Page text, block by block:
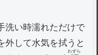
洗い時濡れただけで
外して水気を拭うと
わずら